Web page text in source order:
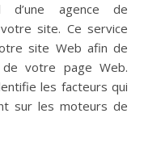
agence de
site. Ce service
site Web afin de
votre page Web.
les facteurs qui
sur les moteurs de